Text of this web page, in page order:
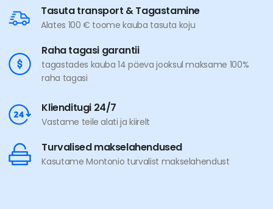
Tasuta transport & Tagastamine
Alates 100 € toome kauba tasuta koju
Raha tagasi garantii
tagastades kauba 14 päeva jooksul maksame 100%
raha tagasi
Klienditugi 24/7
Vastame teile alati ja kiirelt
Turvalised makselahendused
Kasutame Montonio turvalist makselahendust